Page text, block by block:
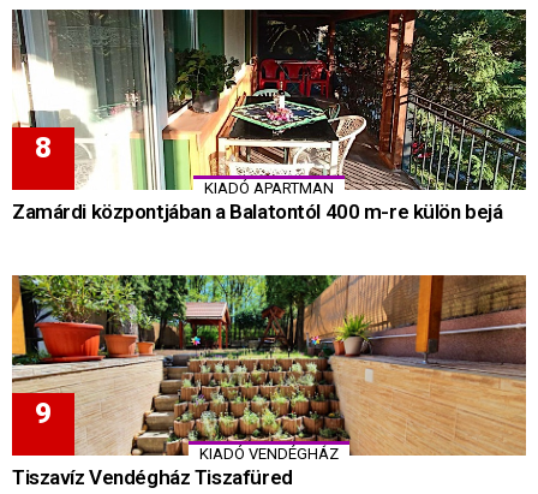
KIADÓ APARTMAN
Zamárdi központjában a Balatontól 400 m-re külön bejá
KIADÓ VENDÉGHÁZ
Tiszavíz Vendégház Tiszafüred